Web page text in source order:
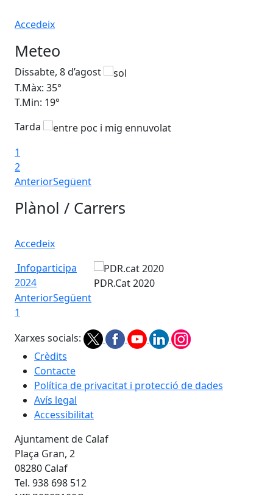
Accedeix
Meteo
Dissabte, 8 d’agost
T.Màx: 35°
T.Min: 19°
Tarda
1
2
AnteriorSegüent
Plànol / Carrers
Accedeix
Infoparticipa
2024
PDR.Cat 2020
AnteriorSegüent
1
Xarxes socials:
Crèdits
Contacte
Política de privacitat i protecció de dades
Avís legal
Accessibilitat
Ajuntament de Calaf
Plaça Gran, 2
08280 Calaf
Tel. 938 698 512